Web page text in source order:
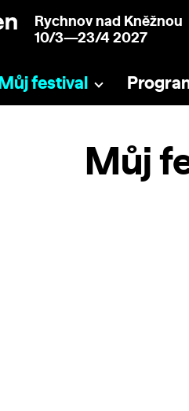
Rychnov nad Kněžnou
10/3—23/4 2027
Můj festival
Můj